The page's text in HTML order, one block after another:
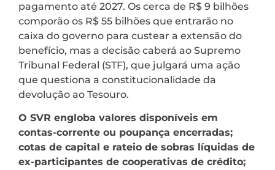
pagamento até 2027. Os cerca de R$ 9 bilhões
comporão os R$ 55 bilhões que entrarão no
caixa do governo para custear a extensão do
benefício, mas a decisão caberá ao Supremo
Tribunal Federal (STF), que julgará uma ação
que questiona a constitucionalidade da
devolução ao Tesouro.
O SVR engloba valores disponíveis em
contas-corrente ou poupança encerradas;
cotas de capital e rateio de sobras líquidas de
ex-participantes de cooperativas de crédito;